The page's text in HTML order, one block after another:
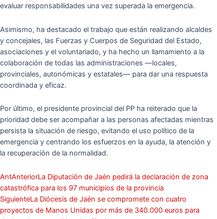
evaluar responsabilidades una vez superada la emergencia.
Asimismo, ha destacado el trabajo que están realizando alcaldes
y concejales, las Fuerzas y Cuerpos de Seguridad del Estado,
asociaciones y el voluntariado, y ha hecho un llamamiento a la
colaboración de todas las administraciones —locales,
provinciales, autonómicas y estatales— para dar una respuesta
coordinada y eficaz.
Por último, el presidente provincial del PP ha reiterado que la
prioridad debe ser acompañar a las personas afectadas mientras
persista la situación de riesgo, evitando el uso político de la
emergencia y centrando los esfuerzos en la ayuda, la atención y
la recuperación de la normalidad.
AntAnteriorLa Diputación de Jaén pedirá la declaración de zona
catastrófica para los 97 municipios de la provincia
SiguienteLa Diócesis de Jaén se compromete con cuatro
proyectos de Manos Unidas por más de 340.000 euros para